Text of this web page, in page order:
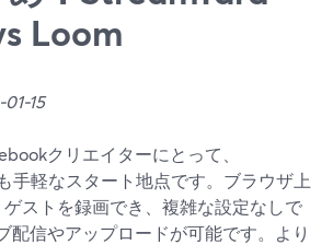
Loom
15
クリエイターにとって、
手軽なスタート地点です。ブラウザ上
ストを録画でき、複雑な設定なしで
配信やアップロードが可能です。より